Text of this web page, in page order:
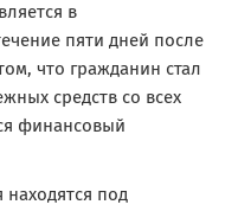
в
пяти дней после
что гражданин стал
средств со всех
финансовый
находятся под